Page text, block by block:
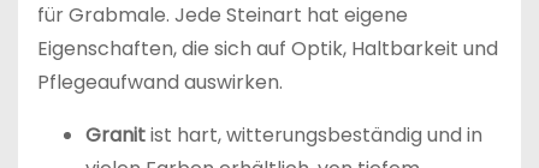
für Grabmale. Jede Steinart hat eigene
Eigenschaften, die sich auf Optik, Haltbarkeit und
Pflegeaufwand auswirken.
Granitist hart, witterungsbeständig und in